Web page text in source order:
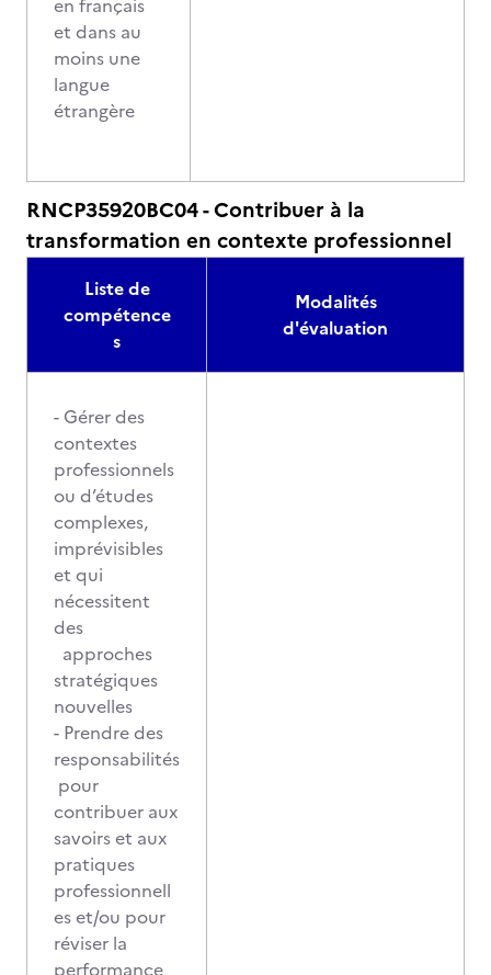
en français
et dans au
moins une
langue
étrangère
RNCP35920BC04 - Contribuer à la
transformation en contexte professionnel
Liste de
compétence
s
Modalités
d'évaluation
- Gérer des
contextes
professionnels
ou d’études
complexes,
imprévisibles
et qui
nécessitent
des
approches
stratégiques
nouvelles
- Prendre des
responsabilités
pour
contribuer aux
savoirs et aux
pratiques
professionnell
es et/ou pour
réviser la
performance